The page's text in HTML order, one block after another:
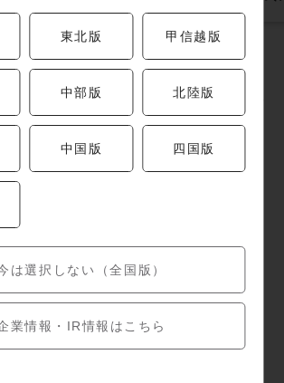
東北版 甲信越版
中部版 北陸版
中国版 四国版
は選択しない（全国版）
業情報・IR情報はこちら
ンペーン
特
チ